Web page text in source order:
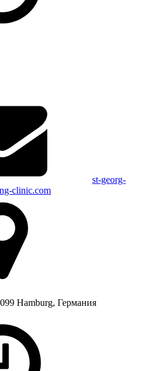
st-georg-
clinic.com
Hamburg, Германия